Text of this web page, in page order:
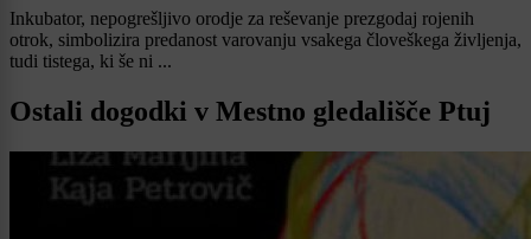
Inkubator, nepogrešljivo orodje za reševanje prezgodaj rojenih
otrok, simbolizira predanost varovanju vsakega človeškega življenja,
tudi tistega, ki še ni ...
Ostali dogodki v Mestno gledališče Ptuj